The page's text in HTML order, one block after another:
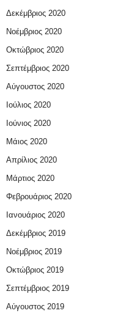
Δεκέμβριος 2020
Νοέμβριος 2020
Οκτώβριος 2020
Σεπτέμβριος 2020
Αύγουστος 2020
Ιούλιος 2020
Ιούνιος 2020
Μάιος 2020
Απρίλιος 2020
Μάρτιος 2020
Φεβρουάριος 2020
Ιανουάριος 2020
Δεκέμβριος 2019
Νοέμβριος 2019
Οκτώβριος 2019
Σεπτέμβριος 2019
Αύγουστος 2019